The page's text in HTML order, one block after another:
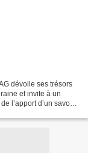
dévoile ses trésors
et invite à un
l’apport d’un savoir-